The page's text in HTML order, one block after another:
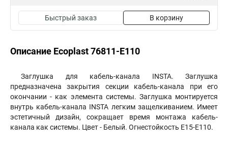
Быстрый заказ В корзину
Описание Ecoplast 76811-E110
Заглушка для кабель-канала INSTA. Заглушка
предназначена закрытия секции кабель-канала при его
окончании - как элемента системы. Заглушка монтируется
внутрь кабель-канала INSTA легким защелкиванием. Имеет
эстетичный дизайн, сокращает время монтажа кабель-
канала как системы. Цвет - Белый. Огнестойкость E15-E110.